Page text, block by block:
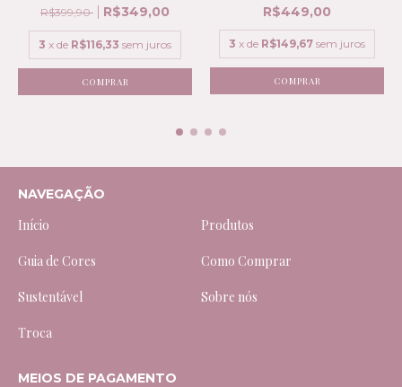
R$399,90
R$349,00
3 x de R$116,33 sem juros
COMPRAR
R$449,00
3 x de R$149,67 sem juros
COMPRAR
NAVEGAÇÃO
Início Produtos
Guia de Cores Como Comprar
Sustentável Sobre nós
Troca
MEIOS DE PAGAMENTO